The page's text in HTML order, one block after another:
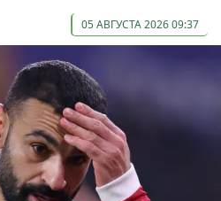
05 АВГУСТА 2026 09:37